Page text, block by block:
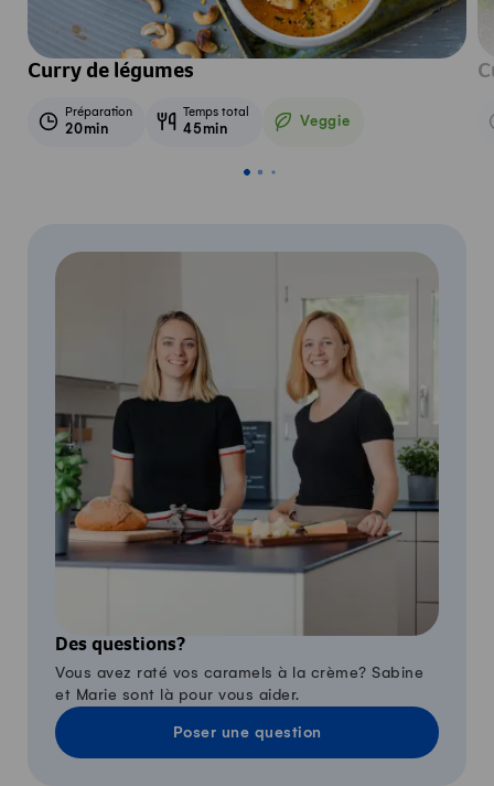
Curry de légumes
Préparation
20min
Temps total
45min Veggie
Veggie
Des questions?
Vous avez raté vos caramels à la crème? Sabine
et Marie sont là pour vous aider.
Poser une question